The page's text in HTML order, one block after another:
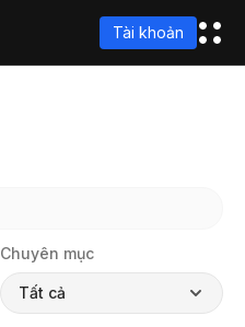
Tài khoản
Chuyên mục
Tất cả